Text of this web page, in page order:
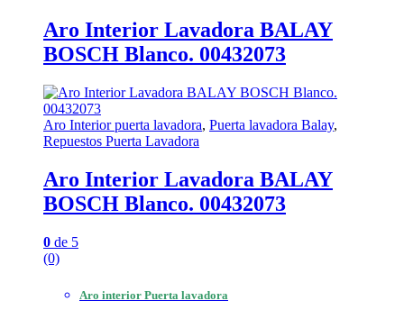
Aro Interior Lavadora BALAY
BOSCH Blanco. 00432073
Aro Interior puerta lavadora, Puerta lavadora Balay,
Repuestos Puerta Lavadora
Aro Interior Lavadora BALAY
BOSCH Blanco. 00432073
0 de 5
(0)
Aro interior Puerta lavadora